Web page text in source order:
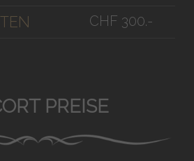
CHF 300.-
PREISE